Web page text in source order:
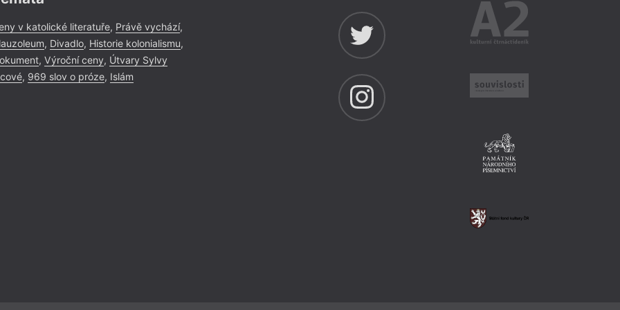
v katolické literatuře, Právě vychází,
, Divadlo, Historie kolonialismu,
, Výroční ceny, Útvary Sylvy
, 969 slov o próze, Islám